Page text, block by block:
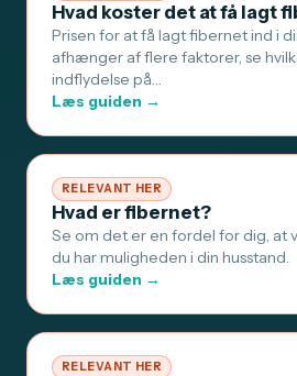
Hvad koster det at få lagt
Prisen for at få lagt fibernet ind i
afhænger af flere faktorer, se
indflydelse på…
Læs guiden →
RELEVANT HER
Hvad er fibernet?
Se om det er en fordel for dig, at
du har muligheden i din husstand.
Læs guiden →
RELEVANT HER